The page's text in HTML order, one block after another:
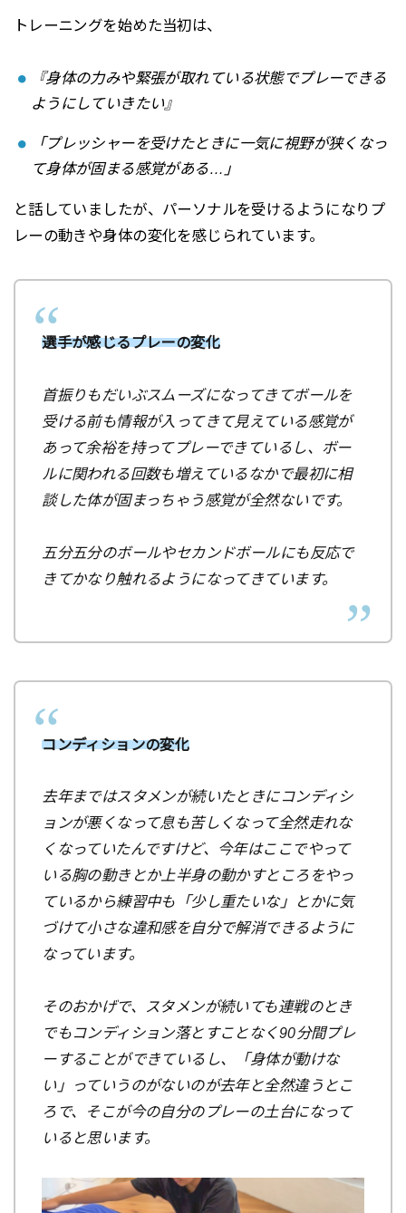
トレーニングを始めた当初は、
『身体の力みや緊張が取れている状態でプレーできる
ようにしていきたい』
「プレッシャーを受けたときに一気に視野が狭くなっ
て身体が固まる感覚がある…」
と話していましたが、パーソナルを受けるようになりプ
レーの動きや身体の変化を感じられています。
選手が感じるプレーの変化
首振りもだいぶスムーズになってきてボールを
受ける前も情報が入ってきて見えている感覚が
あって余裕を持ってプレーできているし、ボー
ルに関われる回数も増えているなかで最初に相
談した体が固まっちゃう感覚が全然ないです。
五分五分のボールやセカンドボールにも反応で
きてかなり触れるようになってきています。
コンディションの変化
去年まではスタメンが続いたときにコンディシ
ョンが悪くなって息も苦しくなって全然走れな
くなっていたんですけど、今年はここでやって
いる胸の動きとか上半身の動かすところをやっ
ているから練習中も「少し重たいな」とかに気
づけて小さな違和感を自分で解消できるように
なっています。
そのおかげで、スタメンが続いても連戦のとき
でもコンディション落とすことなく90分間プレ
ーすることができているし、「身体が動けな
い」っていうのがないのが去年と全然違うとこ
ろで、そこが今の自分のプレーの土台になって
いると思います。